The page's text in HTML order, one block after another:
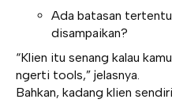
Ada batasan
disampaikan?
“Klien itu senang kalau
ngerti tools,” jelasnya.
Bahkan, kadang klien